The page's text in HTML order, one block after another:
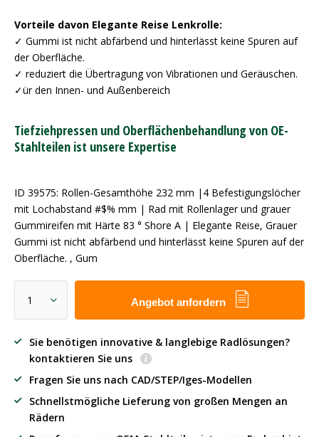
Vorteile davon Elegante Reise Lenkrolle:
✓ Gummi ist nicht abfärbend und hinterlässt keine Spuren auf
der Oberfläche.
✓ reduziert die Übertragung von Vibrationen und Geräuschen.
✓ür den Innen- und Außenbereich
Tiefziehpressen und Oberflächenbehandlung von OE-
Stahlteilen ist unsere Expertise
ID 39575: Rollen-Gesamthöhe 232 mm |4 Befestigungslöcher
mit Lochabstand #$% mm | Rad mit Rollenlager und grauer
Gummireifen mit Härte 83 ° Shore A | Elegante Reise, Grauer
Gummi ist nicht abfärbend und hinterlässt keine Spuren auf der
Oberfläche. , Gum
Angebot anfordern
Sie benötigen innovative & langlebige Radlösungen?
kontaktieren Sie uns
Fragen Sie uns nach CAD/STEP/Iges-Modellen
Schnellstmögliche Lieferung von großen Mengen an
Rädern